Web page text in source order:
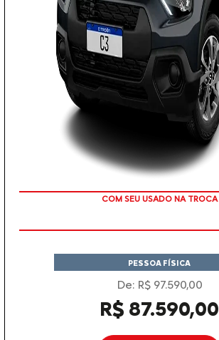
TAXA ZERO
PESSOA FÍSICA
De: R$ 97.590,00
R$ 87.590,00